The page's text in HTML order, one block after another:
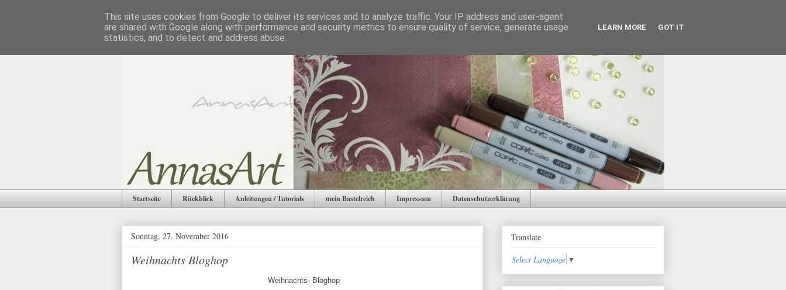
Startseite Rückblick Anleitungen / Tutorials mein Bastelreich Impressum Datenschutzerklärung
Sonntag, 27. November 2016
Weihnachts Bloghop
Weihnachts- Bloghop
Translate
Select Language ▼
This site uses cookies from Google to deliver its services and to analyze traffic. Your IP address and user-agent
are shared with Google along with performance and security metrics to ensure quality of service, generate usage
statistics, and to detect and address abuse.
LEARN MORE GOT IT